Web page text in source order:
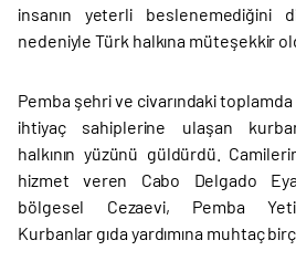
insanın yeterli beslenemediğini
nedeniyle Türk halkına müteşekkir
Pemba şehri ve civarındaki
ihtiyaç sahiplerine ulaşan
halkının yüzünü güldürdü.
hizmet veren Cabo Delgado
bölgesel Cezaevi, Pemba
Kurbanlar gıda yardımına muhtaç